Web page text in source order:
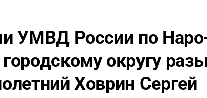
УМВД России по
округу
Ховрин Сергей